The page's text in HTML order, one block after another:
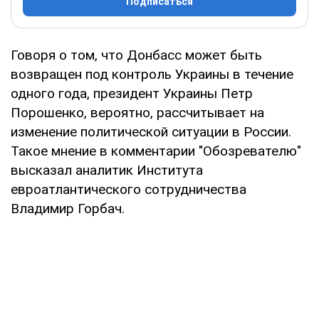
Говоря о том, что Донбасс может быть
возвращен под контроль Украины в течение
одного года, президент Украины Петр
Порошенко, вероятно, рассчитывает на
изменение политической ситуации в России.
Такое мнение в комментарии "Обозревателю"
высказал аналитик Института
евроатлантического сотрудничества
Владимир Горбач.